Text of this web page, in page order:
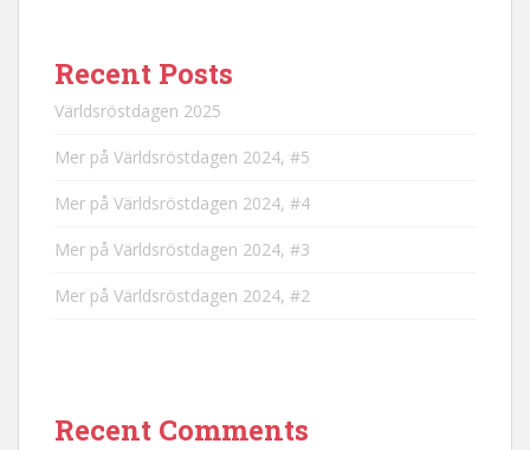
Recent Posts
Världsröstdagen 2025
Mer på Världsröstdagen 2024, #5
Mer på Världsröstdagen 2024, #4
Mer på Världsröstdagen 2024, #3
Mer på Världsröstdagen 2024, #2
Recent Comments